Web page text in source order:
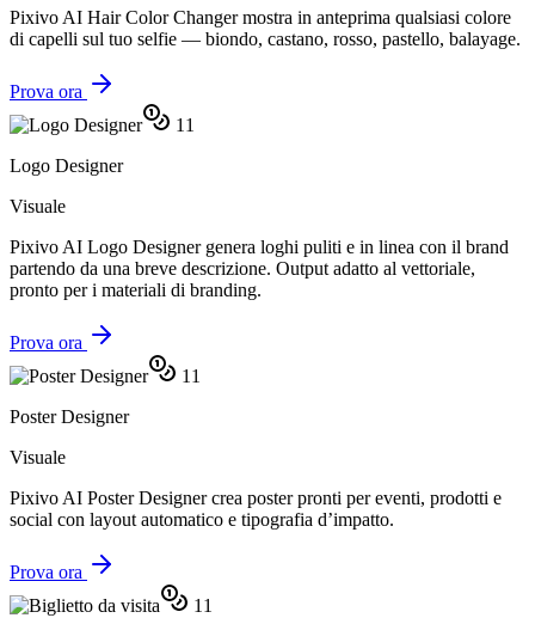
Pixivo AI Hair Color Changer mostra in anteprima qualsiasi colore
di capelli sul tuo selfie — biondo, castano, rosso, pastello, balayage.
Prova ora
11
Logo Designer
Visuale
Pixivo AI Logo Designer genera loghi puliti e in linea con il brand
partendo da una breve descrizione. Output adatto al vettoriale,
pronto per i materiali di branding.
Prova ora
11
Poster Designer
Visuale
Pixivo AI Poster Designer crea poster pronti per eventi, prodotti e
social con layout automatico e tipografia d’impatto.
Prova ora
11